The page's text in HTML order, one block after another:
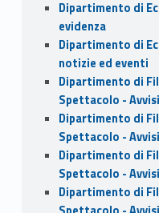
Dipartimento di
evidenza
Dipartimento di
notizie ed eventi
Dipartimento di
Spettacolo -
Dipartimento di
Spettacolo -
Dipartimento di
Spettacolo -
Dipartimento di